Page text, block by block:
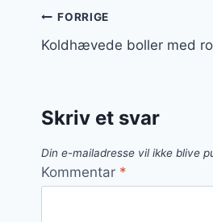
FORRIGE
Koldhævede boller med
Skriv et svar
Din e-mailadresse vil ikke blive
Kommentar *